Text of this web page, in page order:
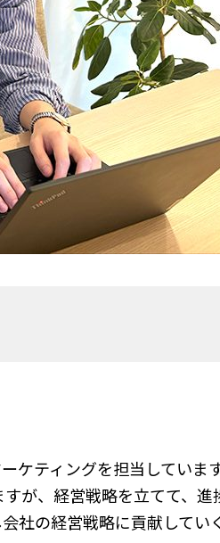
ケティングを担当しています
が、経営戦略を立てて、進
社の経営戦略に貢献してい